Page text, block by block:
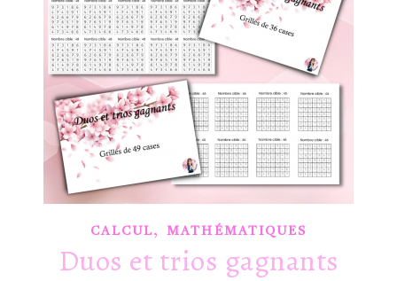
CALCUL,MATHÉMATIQUES
Duos et trios gagnants